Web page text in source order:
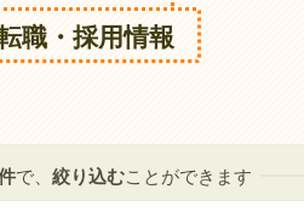
職・採用情報
で、 絞り込むことができます